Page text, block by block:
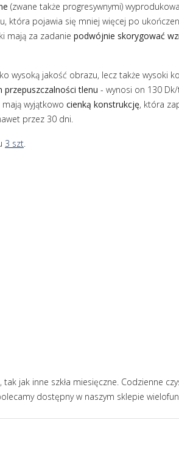
(zwane także progresywnymi)
która pojawia się mniej więcej po
mają za zadanie podwójnie skorygować
wysoką jakość obrazu, lecz także wysoki
przepuszczalności tlenu - wynosi on 130
wyjątkowo cienką konstrukcję, która
przez 30 dni.
3 szt.
jak inne szkła miesięczne. Codzienne
dostępny w naszym sklepie